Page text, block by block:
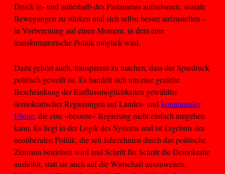
Druck in- und außerhalb des Parlaments aufzubauen, soziale
Bewegungen zu stärken und sich selbst besser aufzustellen –
in Vorbereitung auf einen Moment, in dem eine
transformatorische Politik möglich wird.
Dazu gehört auch, transparent zu machen, dass der Spardruck
politisch gewollt ist. Es handelt sich um eine gezielte
Beschränkung der Einflussmöglichkeiten gewählter
demokratischer Regierungen auf Landes- und kommunaler
Ebene, die eine »bessere« Regierung nicht einfach umgehen
kann. Es liegt in der Logik des Systems und ist Ergebnis der
neoliberalen Politik, die seit Jahrzehnten durch das politische
Zentrum betrieben wird und Schritt für Schritt die Demokratie
aushöhlt, statt sie auch auf die Wirtschaft auszuweiten.